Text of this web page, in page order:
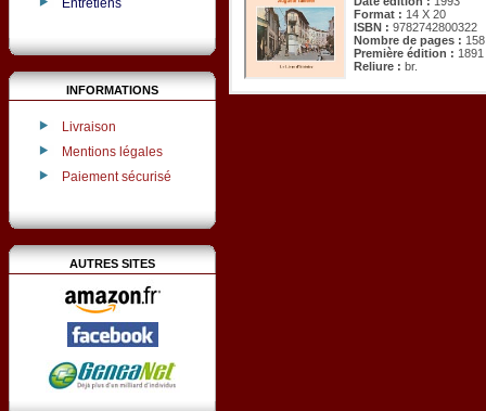
INFORMATIONS
Livraison
Mentions légales
Paiement sécurisé
AUTRES SITES
Format : 14 X 20
ISBN : 9782742800322
Nombre de pages : 158
Première édition : 1891
Reliure : br.